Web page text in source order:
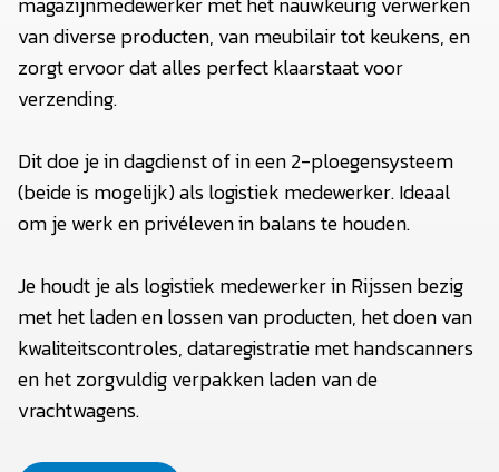
van diverse producten, van meubilair tot keukens, en
zorgt ervoor dat alles perfect klaarstaat voor
verzending.
Dit doe je in dagdienst of in een 2-ploegensysteem
(beide is mogelijk) als logistiek medewerker. Ideaal
om je werk en privéleven in balans te houden.
Je houdt je als logistiek medewerker in Rijssen bezig
met het laden en lossen van producten, het doen van
kwaliteitscontroles, dataregistratie met handscanners
en het zorgvuldig verpakken laden van de
vrachtwagens.